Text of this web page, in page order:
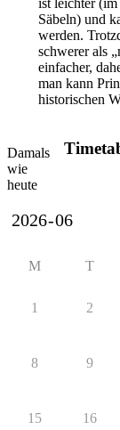
ist leichter
Säbeln) und
werden.
schwerer als
einfacher,
man kann
historischen
Damals
wie
heute
M T
1 2
8 9
15 16